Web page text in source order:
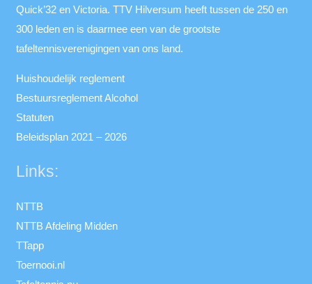
Quick’32 en Victoria. TTV Hilversum heeft tussen de 250 en
300 leden en is daarmee een van de grootste
tafeltennisverenigingen van ons land.
Huishoudelijk reglement
Bestuursreglement Alcohol
Statuten
Beleidsplan 2021 – 2026
Links:
NTTB
NTTB Afdeling Midden
TTapp
Toernooi.nl